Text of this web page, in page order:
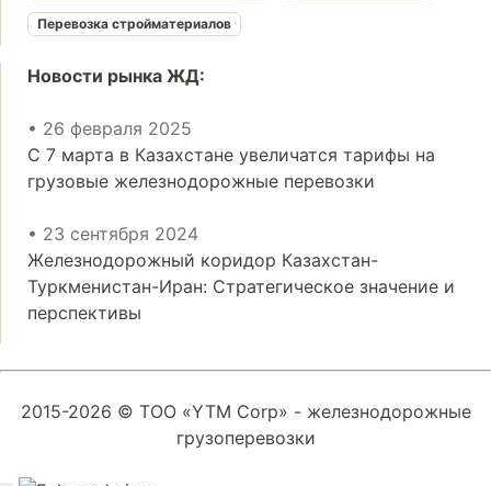
Перевозка стройматериалов
Новости рынка ЖД:
• 26 февраля 2025
С 7 марта в Казахстане увеличатся тарифы на
грузовые железнодорожные перевозки
• 23 сентября 2024
Железнодорожный коридор Казахстан-
Туркменистан-Иран: Стратегическое значение и
перспективы
2015-2026 © ТОО «YTM Corp» - железнодорожные
грузоперевозки